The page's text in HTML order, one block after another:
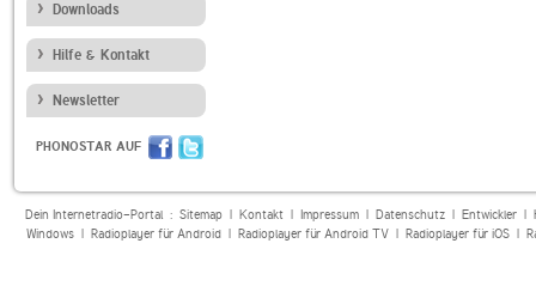
Downloads
Hilfe & Kontakt
Newsletter
PHONOSTAR AUF
Dein Internetradio-Portal : Sitemap| Kontakt| Impressum| Datenschutz| Entwickler|
Windows| Radioplayer für Android| Radioplayer für Android TV| Radioplayer für iOS|